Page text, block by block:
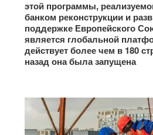
этой программы,
банком реконструкции и
поддержке Европейского
является глобальной
действует более чем в 180
назад она была запущена